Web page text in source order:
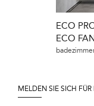
ECO
ECO
MELDEN SIE SICH